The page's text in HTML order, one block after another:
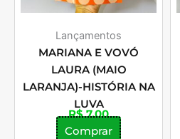
Lançamentos
MARIANA E VOVÓ
LAURA (MAIO
LARANJA)-HISTÓRIA NA
LUVA
R$7,00
Comprar